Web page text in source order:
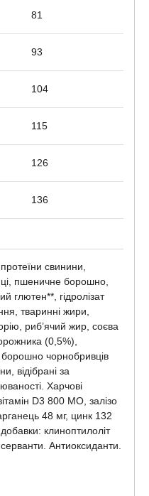
81
93
104
115
126
136
свинини,
пшеничне борошно,
глютен**, гідролізат
тваринні жири,
риб’ячий жир, соєва
(0,5%),
чорнобривців
відібрані за
Харчові
D3 800 МО, залізо
48 мг, цинк 132
клиноптилоліт
Антиоксиданти.